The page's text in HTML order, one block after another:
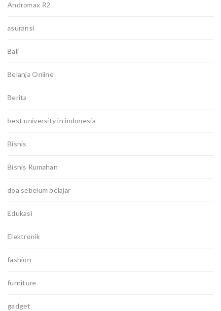
Andromax R2
asuransi
Bali
Belanja Online
Berita
best university in indonesia
Bisnis
Bisnis Rumahan
doa sebelum belajar
Edukasi
Elektronik
fashion
furniture
gadget